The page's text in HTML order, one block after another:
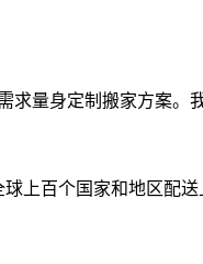
求量身定制搬家方案。
上百个国家和地区配送